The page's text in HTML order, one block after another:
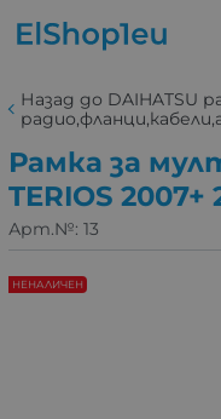
Назад до DAIHATSU
Рамка за
TERIOS 2007+
Арт.№: 13
НЕНАЛИЧЕН